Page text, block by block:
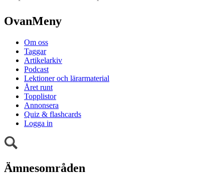
OvanMeny
Om oss
Taggar
Artikelarkiv
Podcast
Lektioner och lärarmaterial
Året runt
Topplistor
Annonsera
Quiz & flashcards
Logga in
Ämnesområden